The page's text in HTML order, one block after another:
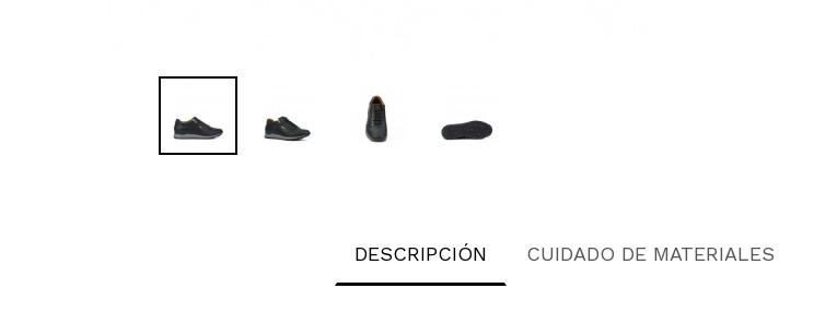
DESCRIPCIÓN CUIDADO DE MATERIALES